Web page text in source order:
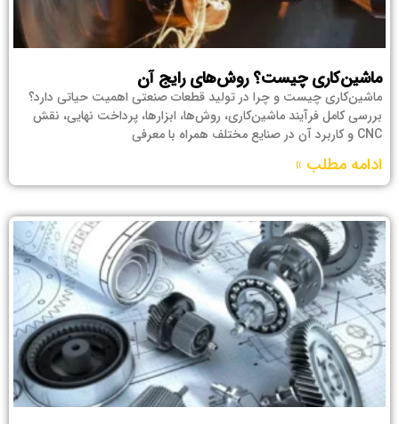
ماشین‌کاری چیست؟ روش‌های رایج آن
ماشین‌کاری چیست و چرا در تولید قطعات صنعتی اهمیت حیاتی دارد؟
بررسی کامل فرآیند ماشین‌کاری، روش‌ها، ابزارها، پرداخت نهایی، نقش
CNC و کاربرد آن در صنایع مختلف همراه با معرفی
ادامه مطلب »